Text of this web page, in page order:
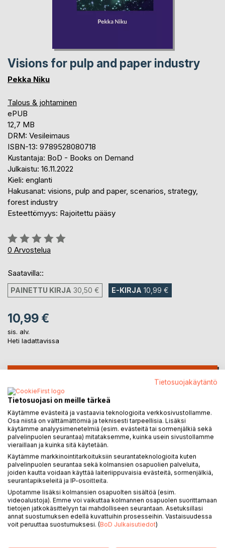
Visions for pulp and paper industry
Pekka Niku
Talous & johtaminen
ePUB
12,7 MB
DRM: Vesileimaus
ISBN-13: 9789528080718
Kustantaja: BoD - Books on Demand
Julkaistu: 16.11.2022
Kieli: englanti
Hakusanat: visions, pulp and paper, scenarios, strategy,
forest industry
Esteettömyys: Rajoitettu pääsy
Arvostelu::
0%
0 Arvostelua
Saatavilla::
PAINETTU KIRJA 30,50 € E-KIRJA 10,99 €
10,99 €
sis. alv.
Heti ladattavissa
Lisää muistilistalle
Arvostele tuote
KUVAUS
We are living in turbulent times. The industry needs visions
Tietosuojakäytäntö
Tietosuojasi on meille tärkeä
Käytämme evästeitä ja vastaavia teknologioita verkkosivustollamme.
Osa niistä on välttämättömiä ja teknisesti tarpeellisia. Lisäksi
käytämme analyysimenetelmiä (esim. evästeitä tai sormenjälkiä sekä
palvelinpuolen seurantaa) mitataksemme, kuinka usein sivustollamme
vieraillaan ja kuinka sitä käytetään.
Käytämme markkinointitarkoituksiin seurantateknologioita kuten
palvelinpuolen seurantaa sekä kolmansien osapuolien palveluita,
joiden kautta voidaan käyttää laiteriippuvaisia evästeitä, sormenjälkiä,
seurantapikseleitä ja IP-osoitteita.
Upotamme lisäksi kolmansien osapuolten sisältöä (esim.
videoalustoja). Emme voi vaikuttaa kolmannen osapuolen suorittamaan
tietojen jatkokäsittelyyn tai mahdolliseen seurantaan. Asetuksillasi
annat suostumuksen edellä kuvattuihin prosesseihin. Vastaisuudessa
voit peruuttaa suostumuksesi. (BoD Julkaisutiedot)